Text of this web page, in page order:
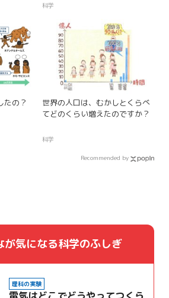
科学
たの？
世界の人口は、むかしとくらべ
てどのくらい増えたのですか？
科学
Recommended by
が気になる科学のふしぎ
理科の実験